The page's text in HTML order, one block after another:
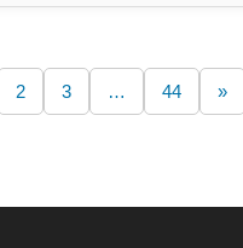
2 3 … 44 »